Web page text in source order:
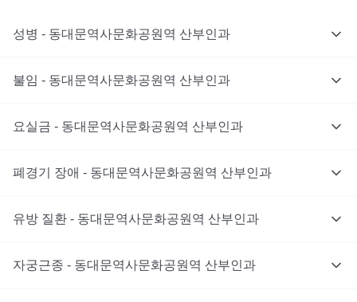
성병 - 동대문역사문화공원역 산부인과
불임 - 동대문역사문화공원역 산부인과
요실금 - 동대문역사문화공원역 산부인과
폐경기 장애 - 동대문역사문화공원역 산부인과
유방 질환 - 동대문역사문화공원역 산부인과
자궁근종 - 동대문역사문화공원역 산부인과